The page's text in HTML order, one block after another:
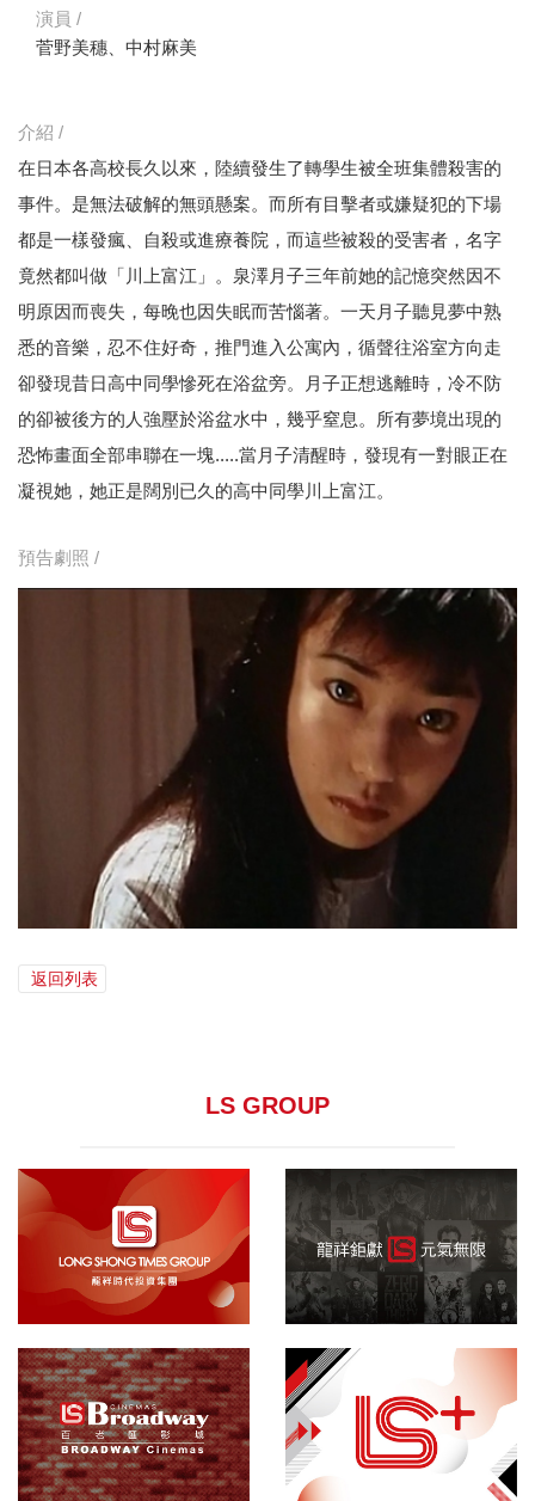
演員 /
菅野美穗、中村麻美
介紹 /
在日本各高校長久以來，陸續發生了轉學生被全班集體殺害的
事件。是無法破解的無頭懸案。而所有目擊者或嫌疑犯的下場
都是一樣發瘋、自殺或進療養院，而這些被殺的受害者，名字
竟然都叫做「川上富江」。泉澤月子三年前她的記憶突然因不
明原因而喪失，每晚也因失眠而苦惱著。一天月子聽見夢中熟
悉的音樂，忍不住好奇，推門進入公寓內，循聲往浴室方向走
卻發現昔日高中同學慘死在浴盆旁。月子正想逃離時，冷不防
的卻被後方的人強壓於浴盆水中，幾乎窒息。所有夢境出現的
恐怖畫面全部串聯在一塊.....當月子清醒時，發現有一對眼正在
凝視她，她正是闊別已久的高中同學川上富江。
預告劇照 /
返回列表
LS GROUP
龍祥集團 院線發行
百老匯影城 敬請期待